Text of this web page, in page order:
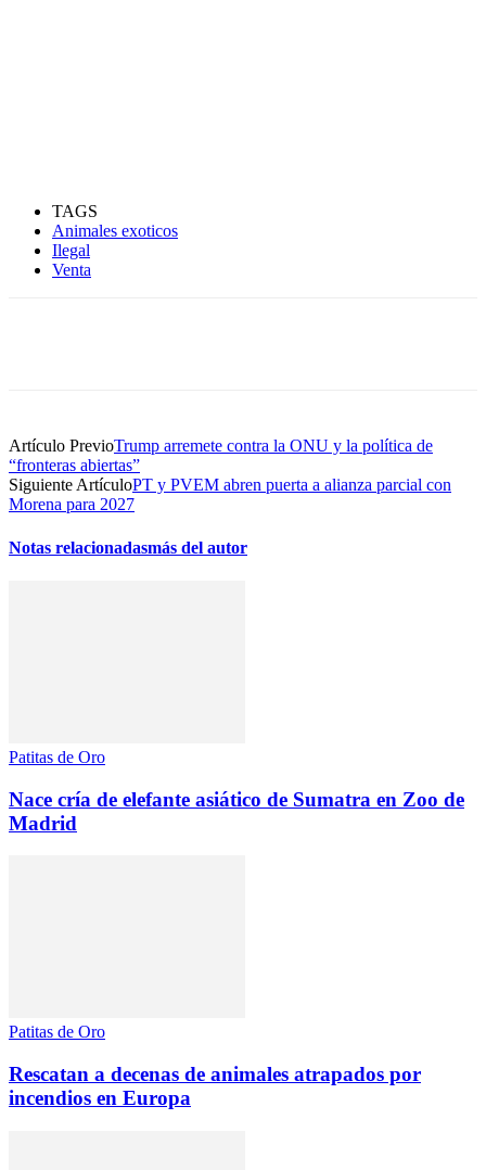
TAGS
Animales exoticos
Ilegal
Venta
Artículo PrevioTrump arremete contra la ONU y la política de
“fronteras abiertas”
Siguiente ArtículoPT y PVEM abren puerta a alianza parcial con
Morena para 2027
Notas relacionadasmás del autor
Patitas de Oro
Nace cría de elefante asiático de Sumatra en Zoo de
Madrid
Patitas de Oro
Rescatan a decenas de animales atrapados por
incendios en Europa